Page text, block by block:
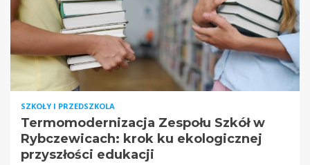
SZKOŁY I PRZEDSZKOLA
Termomodernizacja Zespołu Szkół w
Rybczewicach: krok ku ekologicznej
przyszłości edukacji